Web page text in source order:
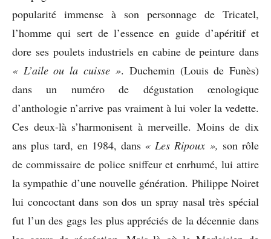
popularité immense à son personnage de Tricatel,
l’homme qui sert de l’essence en guide d’apéritif et
dore ses poulets industriels en cabine de peinture dans
« L’aile ou la cuisse ». Duchemin (Louis de Funès)
dans un numéro de dégustation œnologique
d’anthologie n’arrive pas vraiment à lui voler la vedette.
Ces deux-là s’harmonisent à merveille. Moins de dix
ans plus tard, en 1984, dans « Les Ripoux », son rôle
de commissaire de police sniffeur et enrhumé, lui attire
la sympathie d’une nouvelle génération. Philippe Noiret
lui concoctant dans son dos un spray nasal très spécial
fut l’un des gags les plus appréciés de la décennie dans